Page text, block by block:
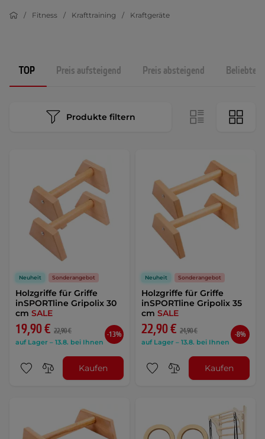
Fitness Krafttraining Kraftgeräte
TOP Preis aufsteigend Preis absteigend
Produkte filtern
Neuheit Sonderangebot
Holzgriffe für Griffe
inSPORTline Gripolix 30
cm SALE
19,90 € 22,90 €
auf Lager – 13.8. bei Ihnen
-13%
Kaufen
Neuheit Sonderangebot
Holzgriffe für Griffe
inSPORTline Gripolix 35
cm SALE
22,90 € 24,90 €
auf Lager – 13.8. bei Ihnen
-8%
Kaufen